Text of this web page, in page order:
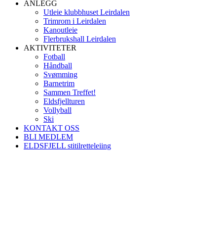
ANLEGG
Utleie klubbhuset Leirdalen
Trimrom i Leirdalen
Kanoutleie
Flerbrukshall Leirdalen
AKTIVITETER
Fotball
Håndball
Svømming
Barnetrim
Sammen Treffet!
Eldsfjellturen
Vollyball
Ski
KONTAKT OSS
BLI MEDLEM
ELDSFJELL stitilretteleiing